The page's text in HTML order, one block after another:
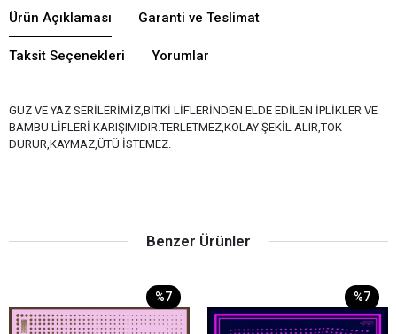
Ürün Açıklaması Garanti ve Teslimat
Taksit Seçenekleri Yorumlar
GÜZ VE YAZ SERİLERİMİZ,BİTKİ LİFLERİNDEN ELDE EDİLEN İPLİKLER VE
BAMBU LİFLERİ KARIŞIMIDIR.TERLETMEZ,KOLAY ŞEKİL ALIR,TOK
DURUR,KAYMAZ,ÜTÜ İSTEMEZ.
Benzer Ürünler
%7 %7